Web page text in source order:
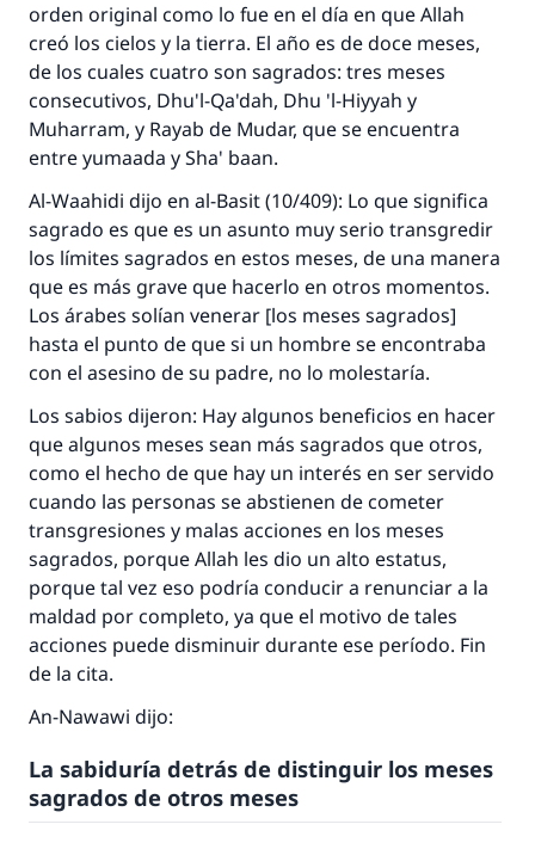
orden original como lo fue en el día en que Allah
creó los cielos y la tierra. El año es de doce meses,
de los cuales cuatro son sagrados: tres meses
consecutivos, Dhu'l-Qa'dah, Dhu 'l-Hiyyah y
Muharram, y Rayab de Mudar, que se encuentra
entre yumaada y Sha' baan.
Al-Waahidi dijo en al-Basit(10/409): Lo que significa
sagrado es que es un asunto muy serio transgredir
los límites sagrados en estos meses, de una manera
que es más grave que hacerlo en otros momentos.
Los árabes solían venerar [los meses sagrados]
hasta el punto de que si un hombre se encontraba
con el asesino de su padre, no lo molestaría.
Los sabios dijeron: Hay algunos beneficios en hacer
que algunos meses sean más sagrados que otros,
como el hecho de que hay un interés en ser servido
cuando las personas se abstienen de cometer
transgresiones y malas acciones en los meses
sagrados, porque Allah les dio un alto estatus,
porque tal vez eso podría conducir a renunciar a la
maldad por completo, ya que el motivo de tales
acciones puede disminuir durante ese período. Fin
de la cita.
An-Nawawi dijo:
La sabiduría detrás de distinguir los meses
sagrados de otros meses